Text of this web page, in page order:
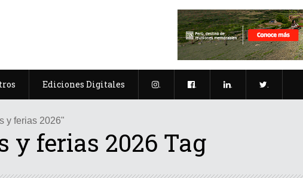
Ediciones Digitales . . . .
y ferias 2026"
y ferias 2026 Tag